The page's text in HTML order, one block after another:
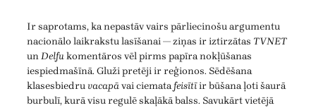
Ir saprotams, ka nepastāv vairs pārliecinošu argumentu
nacionālo laikrakstu lasīšanai — ziņas ir iztirzātas TVNET
unDelfukomentāros vēl pirms papīra nokļūšanas
iespiedmašīnā. Gluži pretēji ir reģionos. Sēdēšana
klasesbiedruvacapāvai ciematafeisītīir būšana ļoti šaurā
burbulī, kurā visu regulē skaļākā balss. Savukārt vietējā